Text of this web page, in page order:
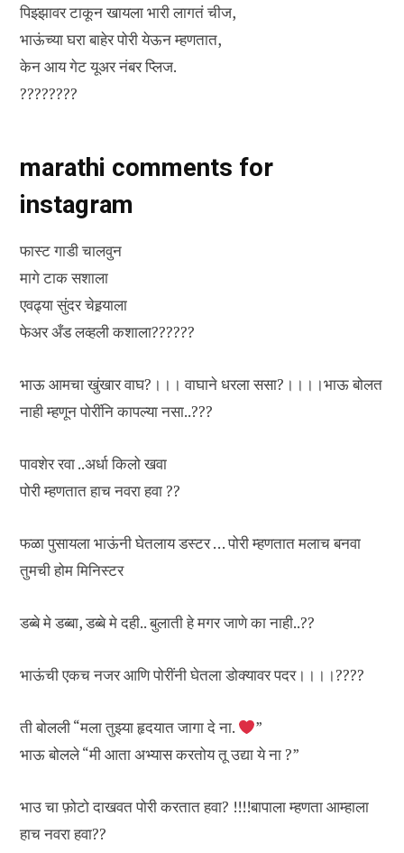
पिझ्झावर टाकून खायला भारी लागतं चीज,
भाऊंच्या घरा बाहेर पोरी येऊन म्हणतात,
केन आय गेट यूअर नंबर प्लिज.
????????
marathi comments for
instagram
फास्ट गाडी चालवुन
मागे टाक सशाला
एवढ्या सुंदर चेहर्‍याला
फेअर अँड लव्हली कशाला??????
भाऊ आमचा खुंखार वाघ?।।। वाघाने धरला ससा?।।।।भाऊ बोलत
नाही म्हणून पोरींनि कापल्या नसा..???
पावशेर रवा ..अर्धा किलो खवा
पोरी म्हणतात हाच नवरा हवा ??
फळा पुसायला भाऊंनी घेतलाय डस्टर … पोरी म्हणतात मलाच बनवा
तुमची होम मिनिस्टर
डब्बे मे डब्बा, डब्बे मे दही.. बुलाती हे मगर जाणे का नाही..??
भाऊंची एकच नजर आणि पोरींनी घेतला डोक्यावर पदर।।।।????
ती बोलली “मला तुझ्या हृदयात जागा दे ना.
”
भाऊ बोलले “मी आता अभ्यास करतोय तू उद्या ये ना ?”
भाउ चा फ़ोटो दाखवत पोरी करतात हवा? !!!!बापाला म्हणता आम्हाला
हाच नवरा हवा??